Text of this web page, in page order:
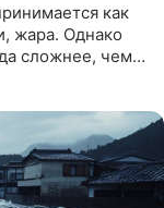
как
жара. Однако
сложнее, чем
об
низкий